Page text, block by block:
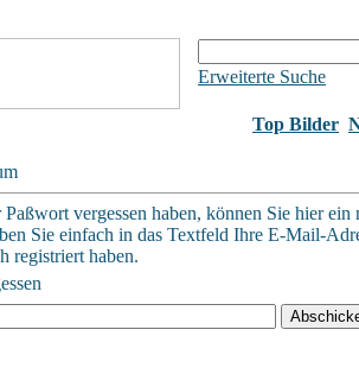
Erweiterte Suche
Top Bilder
vergessen haben, können Sie hier ein
Sie einfach in das Textfeld Ihre E-Mail-
registriert haben.